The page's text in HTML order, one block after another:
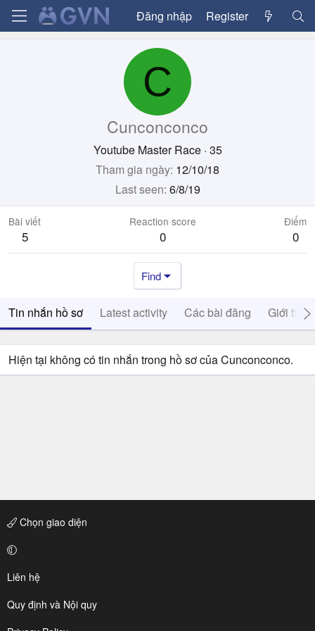
Đăng nhập Register
C
Cunconconco
Youtube Master Race · 35
Tham gia ngày 12/10/18
Last seen 6/8/19
Bài viết
5
Reaction score
0
Điểm
0
Find
Tin nhắn hồ sơ Latest activity Các bài đăng Giới thiệu
Hiện tại không có tin nhắn trong hồ sơ của Cunconconco.
Chọn giao diện
Liên hệ
Quy định và Nội quy